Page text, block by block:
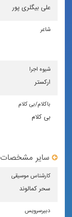
علی بیگلری‌ پور
شاعر
شیوه اجرا
اركستر
باكلام/بی كلام
بی کلام
سایر مشخصات
كارشناس موسیقی
سحر کمالوند
دبیرسرویس